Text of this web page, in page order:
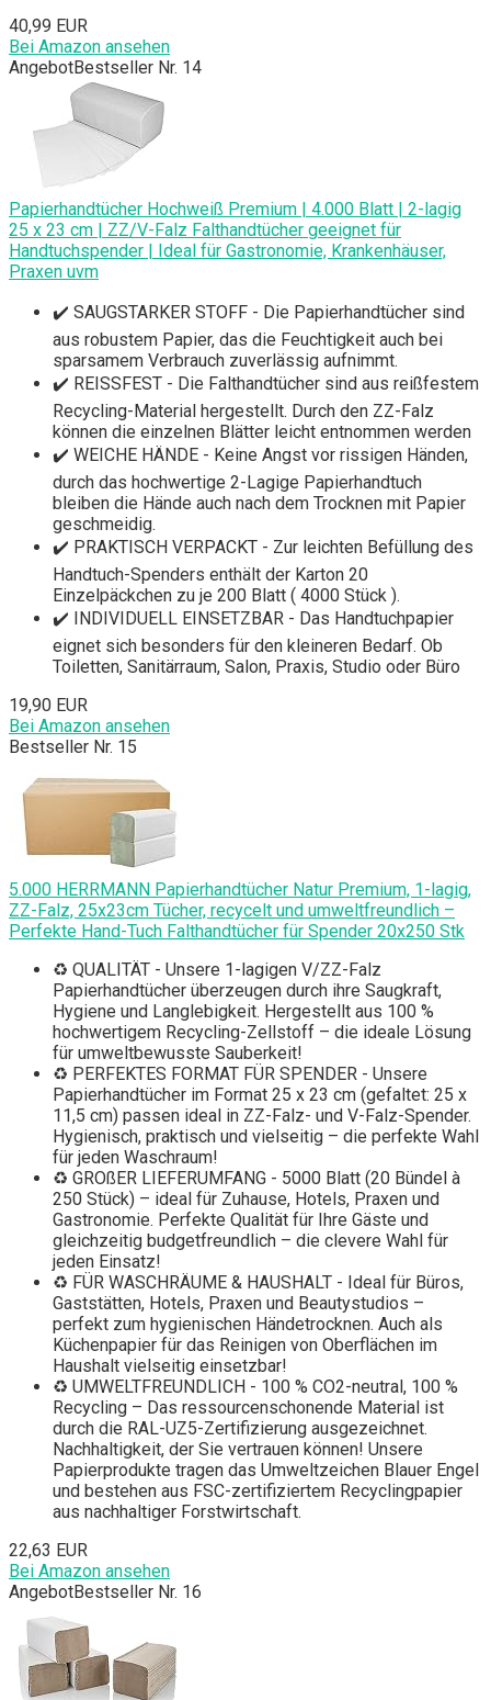
40,99 EUR
Bei Amazon ansehen
AngebotBestseller Nr. 14
Papierhandtücher Hochweiß Premium | 4.000 Blatt | 2-lagig
25 x 23 cm | ZZ/V-Falz Falthandtücher geeignet für
Handtuchspender | Ideal für Gastronomie, Krankenhäuser,
Praxen uvm
✔️ SAUGSTARKER STOFF - Die Papierhandtücher sind
aus robustem Papier, das die Feuchtigkeit auch bei
sparsamem Verbrauch zuverlässig aufnimmt.
✔️ REISSFEST - Die Falthandtücher sind aus reißfestem
Recycling-Material hergestellt. Durch den ZZ-Falz
können die einzelnen Blätter leicht entnommen werden
✔️ WEICHE HÄNDE - Keine Angst vor rissigen Händen,
durch das hochwertige 2-Lagige Papierhandtuch
bleiben die Hände auch nach dem Trocknen mit Papier
geschmeidig.
✔️ PRAKTISCH VERPACKT - Zur leichten Befüllung des
Handtuch-Spenders enthält der Karton 20
Einzelpäckchen zu je 200 Blatt ( 4000 Stück ).
✔️ INDIVIDUELL EINSETZBAR - Das Handtuchpapier
eignet sich besonders für den kleineren Bedarf. Ob
Toiletten, Sanitärraum, Salon, Praxis, Studio oder Büro
19,90 EUR
Bei Amazon ansehen
Bestseller Nr. 15
5.000 HERRMANN Papierhandtücher Natur Premium, 1-lagig,
ZZ-Falz, 25x23cm Tücher, recycelt und umweltfreundlich –
Perfekte Hand-Tuch Falthandtücher für Spender 20x250 Stk
♻ QUALITÄT - Unsere 1-lagigen V/ZZ-Falz
Papierhandtücher überzeugen durch ihre Saugkraft,
Hygiene und Langlebigkeit. Hergestellt aus 100 %
hochwertigem Recycling-Zellstoff – die ideale Lösung
für umweltbewusste Sauberkeit!
♻ PERFEKTES FORMAT FÜR SPENDER - Unsere
Papierhandtücher im Format 25 x 23 cm (gefaltet: 25 x
11,5 cm) passen ideal in ZZ-Falz- und V-Falz-Spender.
Hygienisch, praktisch und vielseitig – die perfekte Wahl
für jeden Waschraum!
♻ GROßER LIEFERUMFANG - 5000 Blatt (20 Bündel à
250 Stück) – ideal für Zuhause, Hotels, Praxen und
Gastronomie. Perfekte Qualität für Ihre Gäste und
gleichzeitig budgetfreundlich – die clevere Wahl für
jeden Einsatz!
♻ FÜR WASCHRÄUME & HAUSHALT - Ideal für Büros,
Gaststätten, Hotels, Praxen und Beautystudios –
perfekt zum hygienischen Händetrocknen. Auch als
Küchenpapier für das Reinigen von Oberflächen im
Haushalt vielseitig einsetzbar!
♻ UMWELTFREUNDLICH - 100 % CO2-neutral, 100 %
Recycling – Das ressourcenschonende Material ist
durch die RAL-UZ5-Zertifizierung ausgezeichnet.
Nachhaltigkeit, der Sie vertrauen können! Unsere
Papierprodukte tragen das Umweltzeichen Blauer Engel
und bestehen aus FSC-zertifiziertem Recyclingpapier
aus nachhaltiger Forstwirtschaft.
22,63 EUR
Bei Amazon ansehen
AngebotBestseller Nr. 16